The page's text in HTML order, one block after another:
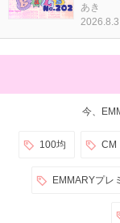
あき
2026.8.3
今、
100均 CM
EMMARYプレ